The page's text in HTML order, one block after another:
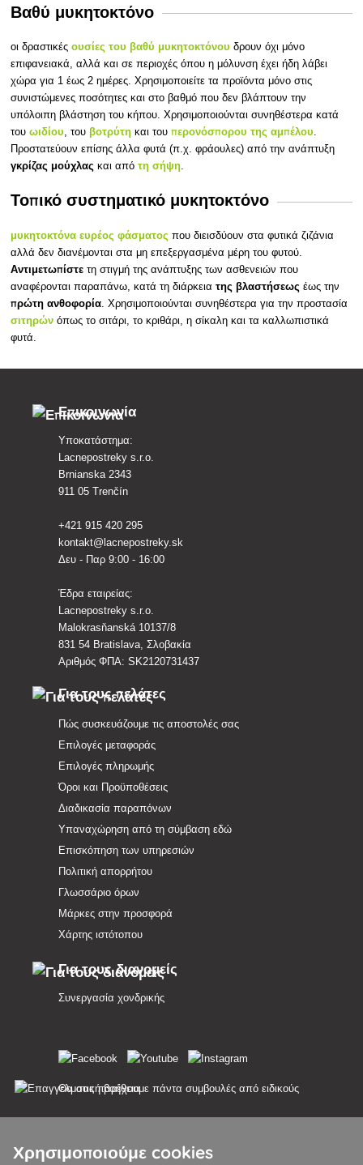
Βαθύ μυκητοκτόνο
οι δραστικέςουσίες του βαθύ μυκητοκτόνου δρουν όχι μόνο
επιφανειακά, αλλά και σε περιοχές όπου η μόλυνση έχει ήδη λάβει
χώρα για 1 έως 2 ημέρες. Χρησιμοποιείτε τα προϊόντα μόνο στις
συνιστώμενες ποσότητες και στο βαθμό που δεν βλάπτουν την
υπόλοιπη βλάστηση του κήπου. Χρησιμοποιούνται συνηθέστερα κατά
τουωιδίου, του βοτρύτη και τουπερονόσπορου της αμπέλου.
Προστατεύουν επίσης άλλα φυτά (π.χ. φράουλες) από την ανάπτυξη
γκρίζας μούχλαςκαι απότη σήψη.
Τοπικό συστηματικό μυκητοκτόνο
μυκητοκτόνα ευρέος φάσματος που διεισδύουν στα φυτικά ζιζάνια
αλλά δεν διανέμονται στα μη επεξεργασμένα μέρη του φυτού.
Αντιμετωπίστε τη στιγμή της ανάπτυξης των ασθενειών που
αναφέρονται παραπάνω, κατά τη διάρκειατης βλαστήσεωςέως την
πρώτη ανθοφορία . Χρησιμοποιούνται συνηθέστερα για την προστασία
σιτηρών όπως το σιτάρι, το κριθάρι, η σίκαλη και τα καλλωπιστικά
φυτά.
Επικοινωνία
Υποκατάστημα:
Lacnepostreky s.r.o.
Brnianska 2343
911 05 Trenčín
+421 915 420 295
kontakt@lacnepostreky.sk
Δευ - Παρ 9:00 - 16:00
Έδρα εταιρείας:
Lacnepostreky s.r.o.
Malokrasňanská 10137/8
831 54 Bratislava, Σλοβακία
Αριθμός ΦΠΑ: SK2120731437
Για τους πελάτες
Πώς συσκευάζουμε τις αποστολές σας
Επιλογές μεταφοράς
Επιλογές πληρωμής
Όροι και Προϋποθέσεις
Διαδικασία παραπόνων
Υπαναχώρηση από τη σύμβαση εδώ
Επισκόπηση των υπηρεσιών
Πολιτική απορρήτου
Γλωσσάριο όρων
Μάρκες στην προσφορά
Χάρτης ιστότοπου
Για τους διανομείς
Συνεργασία χονδρικής
Θα σας παρέχουμε πάντα συμβουλές από ειδικούς
Χρησιμοποιούμε cookies